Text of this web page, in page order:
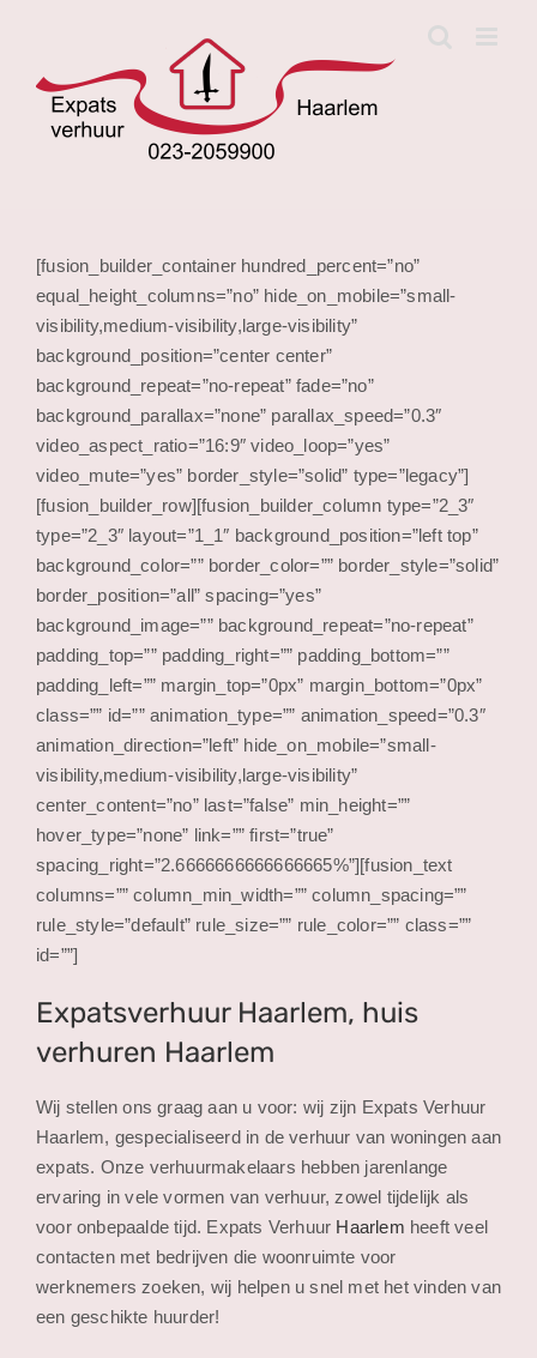
content
[fusion_builder_container hundred_percent=”no”
equal_height_columns=”no” hide_on_mobile=”small-
visibility,medium-visibility,large-visibility”
background_position=”center center”
background_repeat=”no-repeat” fade=”no”
background_parallax=”none” parallax_speed=”0.3″
video_aspect_ratio=”16:9″ video_loop=”yes”
video_mute=”yes” border_style=”solid” type=”legacy”]
[fusion_builder_row][fusion_builder_column type=”2_3″
type=”2_3″ layout=”1_1″ background_position=”left top”
background_color=”” border_color=”” border_style=”solid”
border_position=”all” spacing=”yes”
background_image=”” background_repeat=”no-repeat”
padding_top=”” padding_right=”” padding_bottom=””
padding_left=”” margin_top=”0px” margin_bottom=”0px”
class=”” id=”” animation_type=”” animation_speed=”0.3″
animation_direction=”left” hide_on_mobile=”small-
visibility,medium-visibility,large-visibility”
center_content=”no” last=”false” min_height=””
hover_type=”none” link=”” first=”true”
spacing_right=”2.6666666666666665%”][fusion_text
columns=”” column_min_width=”” column_spacing=””
rule_style=”default” rule_size=”” rule_color=”” class=””
id=””]
Expatsverhuur Haarlem, huis
verhuren Haarlem
Wij stellen ons graag aan u voor: wij zijn Expats Verhuur
Haarlem, gespecialiseerd in de verhuur van woningen aan
expats. Onze verhuurmakelaars hebben jarenlange
ervaring in vele vormen van verhuur, zowel tijdelijk als
voor onbepaalde tijd. Expats Verhuur Haarlem heeft veel
contacten met bedrijven die woonruimte voor
werknemers zoeken, wij helpen u snel met het vinden van
een geschikte huurder!